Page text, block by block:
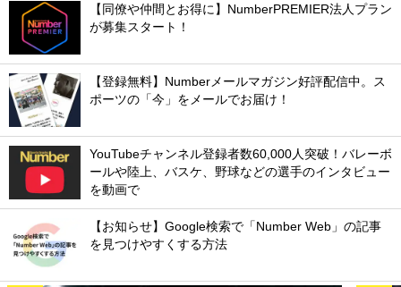
【同僚や仲間とお得に】NumberPREMIER法人プラン
が募集スタート！
【登録無料】Numberメールマガジン好評配信中。ス
ポーツの「今」をメールでお届け！
YouTubeチャンネル登録者数60,000人突破！バレーボ
ールや陸上、バスケ、野球などの選手のインタビュー
を動画で
【お知らせ】Google検索で「Number Web」の記事
を見つけやすくする方法